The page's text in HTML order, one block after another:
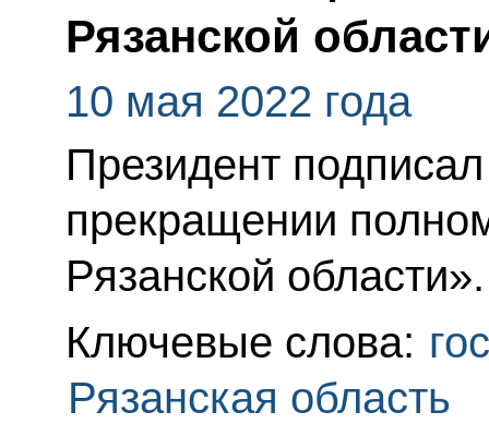
Рязанской
10 мая 2022 года
Президент
прекращении
Рязанской области».
Ключевые слова:
Рязанская область